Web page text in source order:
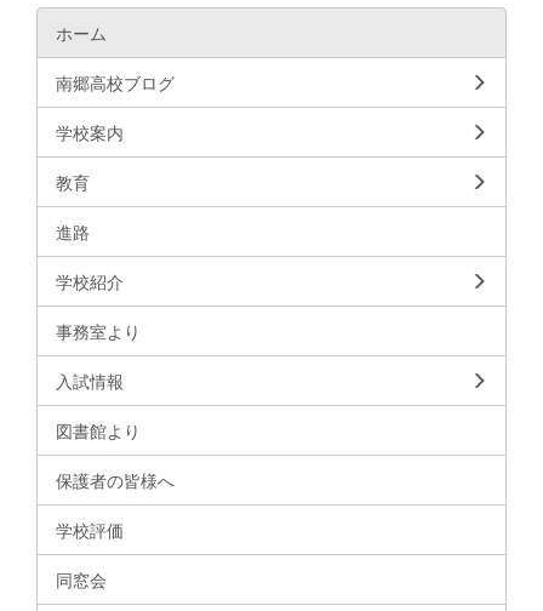
ホーム
南郷高校ブログ
学校案内
教育
進路
学校紹介
事務室より
入試情報
図書館より
保護者の皆様へ
学校評価
同窓会